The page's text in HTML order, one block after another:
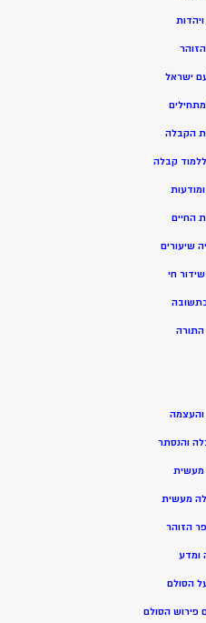
ישראל
הקבלה
קבלה
החיים
שיעורים
חי
והעצמה
והנסתר
מעשית
הזוהר
ומדע
הסולם
פירוש הסולם